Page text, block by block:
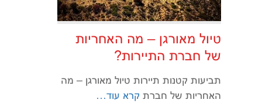
טיול מאורגן – מה האחריות
של חברת התיירות?
תביעות קטנות תיירות טיול מאורגן – מה
האחריות של חברת קרא עוד…